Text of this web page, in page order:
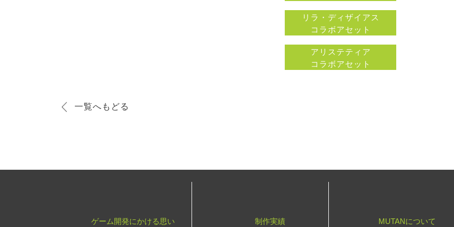
リラ・ディザイアス
コラボアセット
アリステティア
コラボアセット
一覧へもどる
ゲーム開発にかける思い 制作実績 MUTANについて